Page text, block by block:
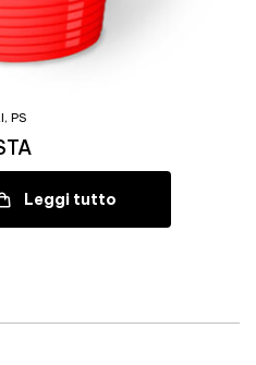
, PS
Leggi tutto